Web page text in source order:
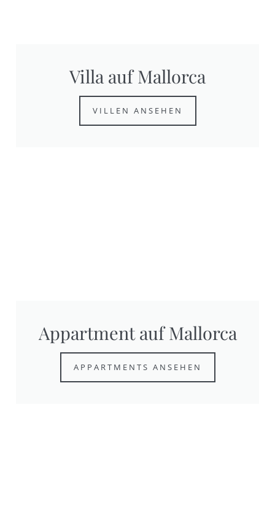
Villa auf Mallorca
VILLEN ANSEHEN
Appartment auf Mallorca
APPARTMENTS ANSEHEN